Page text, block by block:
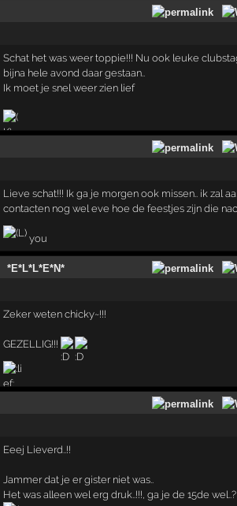
Schat het was weer toppie!!! Nu ook leuke
bijna hele avond daar gestaan..
Ik moet je snel weer zien lief
Lieve schat!!! Ik ga je morgen ook missen.. ik zal
contacten nog wel eve hoe de feestjes zijn die
you
*E*L*L*E*N*
Zeker weten chicky~!!!
GEZELLIG!!!
Eeej Lieverd..!!
Jammer dat je er gister niet was..
Het was alleen wel erg druk..!!!, ga je de 15de wel..?